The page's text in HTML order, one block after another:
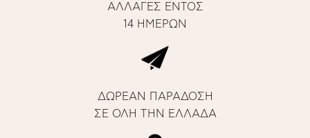
ΑΛΛΑΓΕΣ ΕΝΤΟΣ
14 ΗΜΕΡΩΝ
ΔΩΡΕΑΝ ΠΑΡΑΔΟΣΗ
ΣΕ ΟΛΗ ΤΗΝ ΕΛΛΑΔΑ